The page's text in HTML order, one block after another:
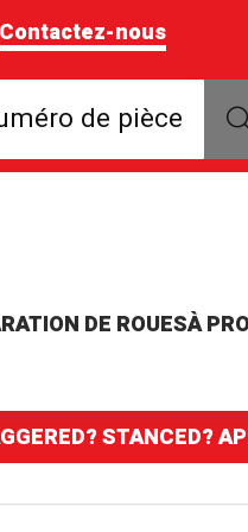
Contactez-nous
de pièce
par marque,
DE ROUESÀ
STANCED?